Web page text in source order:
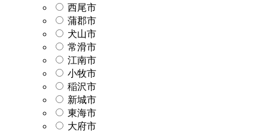
西尾市
蒲郡市
犬山市
常滑市
江南市
小牧市
稲沢市
新城市
東海市
大府市